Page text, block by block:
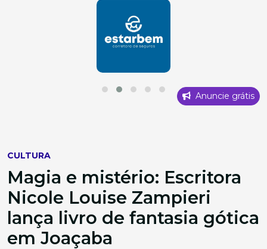
Anuncie grátis
CULTURA
Magia e mistério: Escritora
Nicole Louise Zampieri
lança livro de fantasia gótica
em Joaçaba